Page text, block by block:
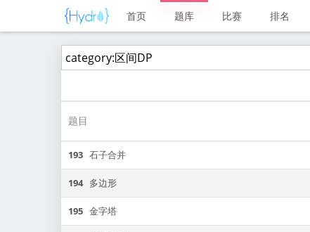
首页 题库 比赛 排名
题目
193 石子合并
194多边形
195 金字塔